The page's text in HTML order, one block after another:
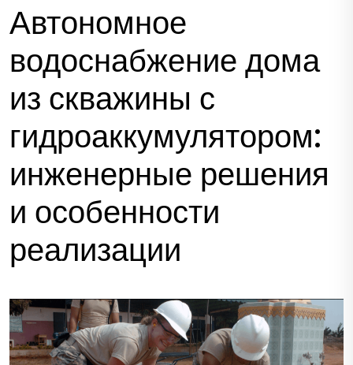
Автономное
водоснабжение дома
из скважины с
гидроаккумулятором:
инженерные решения
и особенности
реализации